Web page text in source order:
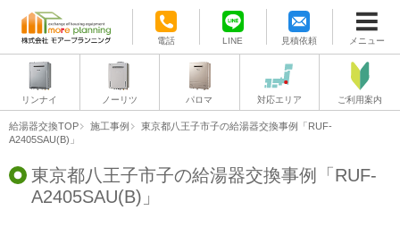
電話 LINE 見積依頼 メニュー
リンナイ ノーリツ パロマ 対応エリア ご利用案内
給湯器交換TOP 施工事例
東京都八王子市子の給湯器交換事例「RUF-
A2405SAU(B)」
東京都八王子市子の給湯器交換事例「RUF-
A2405SAU(B)」